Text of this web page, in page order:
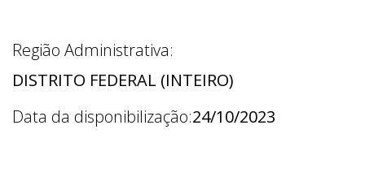
Região Administrativa:
DISTRITO FEDERAL (INTEIRO)
Data da disponibilização:24/10/2023